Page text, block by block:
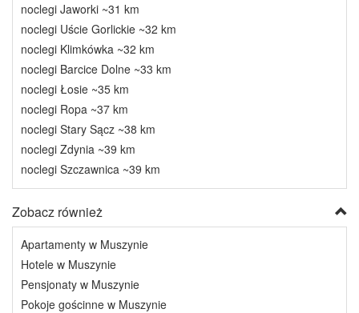
noclegi Jaworki ~31 km
noclegi Uście Gorlickie ~32 km
noclegi Klimkówka ~32 km
noclegi Barcice Dolne ~33 km
noclegi Łosie ~35 km
noclegi Ropa ~37 km
noclegi Stary Sącz ~38 km
noclegi Zdynia ~39 km
noclegi Szczawnica ~39 km
Zobacz również
Apartamenty w Muszynie
Hotele w Muszynie
Pensjonaty w Muszynie
Pokoje gościnne w Muszynie